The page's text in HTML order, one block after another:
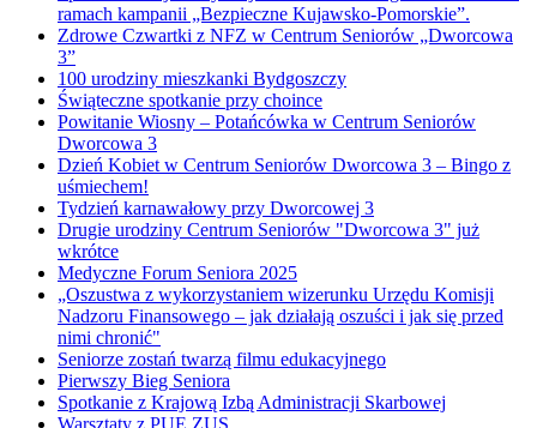
ramach kampanii „Bezpieczne Kujawsko-Pomorskie”.
Zdrowe Czwartki z NFZ w Centrum Seniorów „Dworcowa
3”
100 urodziny mieszkanki Bydgoszczy
Świąteczne spotkanie przy choince
Powitanie Wiosny – Potańcówka w Centrum Seniorów
Dworcowa 3
Dzień Kobiet w Centrum Seniorów Dworcowa 3 – Bingo z
uśmiechem!
Tydzień karnawałowy przy Dworcowej 3
Drugie urodziny Centrum Seniorów "Dworcowa 3" już
wkrótce
Medyczne Forum Seniora 2025
„Oszustwa z wykorzystaniem wizerunku Urzędu Komisji
Nadzoru Finansowego – jak działają oszuści i jak się przed
nimi chronić"
Seniorze zostań twarzą filmu edukacyjnego
Pierwszy Bieg Seniora
Spotkanie z Krajową Izbą Administracji Skarbowej
Warsztaty z PUE ZUS